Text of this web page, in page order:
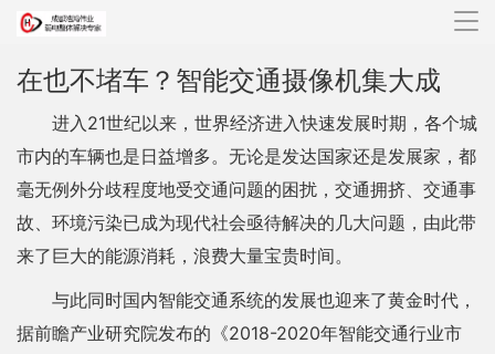
导
在也不堵车？智能交通摄像机集大成
进入21世纪以来，世界经济进入快速发展时期，各个城
市内的车辆也是日益增多。无论是发达国家还是发展家，都
毫无例外分歧程度地受交通问题的困扰，交通拥挤、交通事
故、环境污染已成为现代社会亟待解决的几大问题，由此带
来了巨大的能源消耗，浪费大量宝贵时间。
与此同时国内智能交通系统的发展也迎来了黄金时代，
据前瞻产业研究院发布的《2018-2020年智能交通行业市